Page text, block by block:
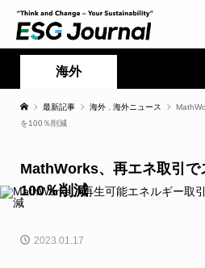
海外
最新記事 海外 海外ニュース
を100％削減
MathWorks、再エネ取引で
100％削減
2023.01.17